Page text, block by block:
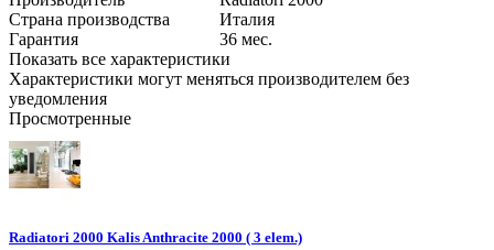
Страна производства
Италия
Гарантия
36 мес.
Показать все характеристики
Характеристики могут меняться производителем без
уведомления
Просмотренные
Radiatori 2000 Kalis Anthracite 2000 ( 3 elem.)